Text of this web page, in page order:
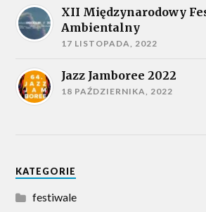
XII Międzynarodowy
Ambientalny
17 LISTOPADA, 2022
Jazz Jamboree 2022
18 PAŹDZIERNIKA, 2022
KATEGORIE
festiwale